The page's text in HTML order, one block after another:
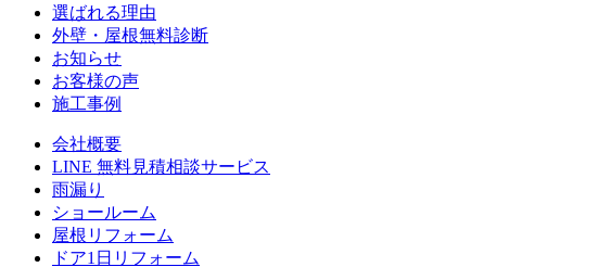
選ばれる理由
外壁・屋根無料診断
お知らせ
お客様の声
施⼯事例
会社概要
LINE 無料⾒積相談サービス
⾬漏り
ショールーム
屋根リフォーム
ドア1⽇リフォーム